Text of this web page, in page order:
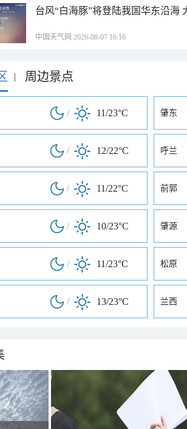
台风“白海豚”将登陆我国华东沿海
中国天气网 2026-08-07 16:16
| 周边景点
/ 11/23°C 肇东
/ 12/22°C 呼兰
/ 11/22°C 前郭
/ 10/23°C 肇源
/ 11/23°C 松原
/ 13/23°C 兰西